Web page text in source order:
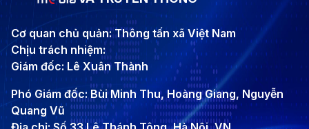
Cơ quan chủ quản: Thông tấn xã Việt Nam
Chịu trách nhiệm:
Giám đốc: Lê Xuân Thành
Phó Giám đốc: Bùi Minh Thu, Hoàng Giang, Nguyễn
Quang Vũ